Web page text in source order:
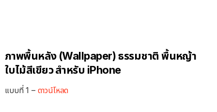
ภาพพื้นหลัง (Wallpaper) ธรรมชาติ พื้นหญ้า
ใบไม้สีเขียว สำหรับ iPhone
แบบที่ 1 – ดาวน์โหลด